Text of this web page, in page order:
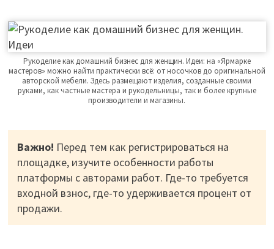
Рукоделие как домашний бизнес для женщин. Идеи: на «Ярмарке
мастеров» можно найти практически всё: от носочков до оригинальной
авторской мебели. Здесь размещают изделия, созданные своими
руками, как частные мастера и рукодельницы, так и более крупные
производители и магазины.
Важно! Перед тем как регистрироваться на
площадке, изучите особенности работы
платформы с авторами работ. Где-то требуется
входной взнос, где-то удерживается процент от
продажи.